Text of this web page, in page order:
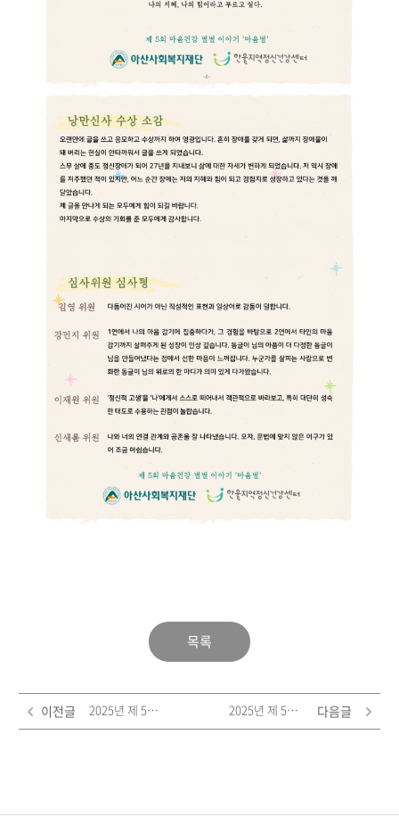
목록
이전글 2025년 제 5회 마음건강별별이야기 '마음별' 공모전 '시부문' - 동글이 '마음에 열이 나는 별의별 밤에' 2025년 제 5회 마음건강별별이야기 '마음별' 공모전 '시부문' - 열무 '무너진 벽, 빛나는 별 ' 다음글